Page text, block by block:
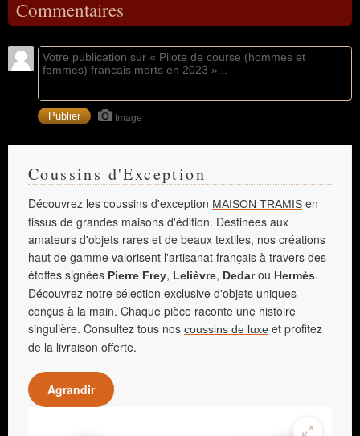
Commentaires
Image
Coussins d'Exception
Découvrez les coussins d'exception MAISON TRAMIS en
tissus de grandes maisons d'édition. Destinées aux
amateurs d'objets rares et de beaux textiles, nos créations
haut de gamme valorisent l'artisanat français à travers des
étoffes signées Pierre Frey, Lelièvre, Dedarou Hermès.
Découvrez notre sélection exclusive d'objets uniques
conçus à la main. Chaque pièce raconte une histoire
singulière. Consultez tous nos coussins de luxe et profitez
de la livraison offerte.
Agrandir